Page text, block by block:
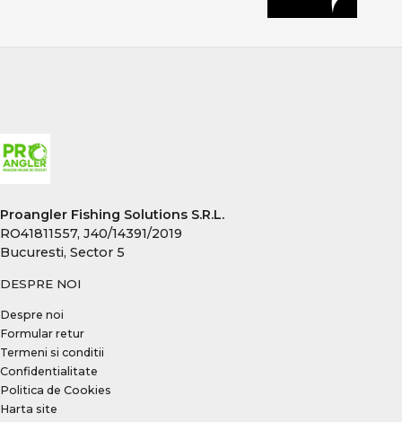
Proangler Fishing Solutions S.R.L.
RO41811557, J40/14391/2019
Bucuresti, Sector 5
DESPRE NOI
Despre noi
Formular retur
Termeni si conditii
Confidentialitate
Politica de Cookies
Harta site